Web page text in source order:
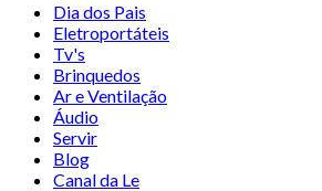
Dia dos Pais
Eletroportáteis
Tv's
Brinquedos
Ar e Ventilação
Áudio
Servir
Blog
Canal da Le